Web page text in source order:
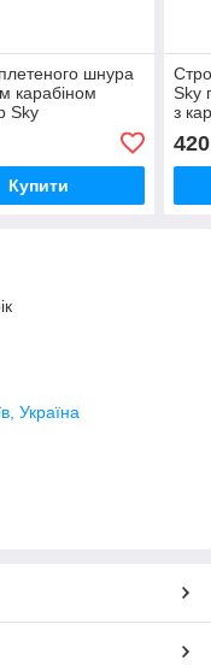
шнура
карабіном
Sky
Купити
Sky
з
420
Україна